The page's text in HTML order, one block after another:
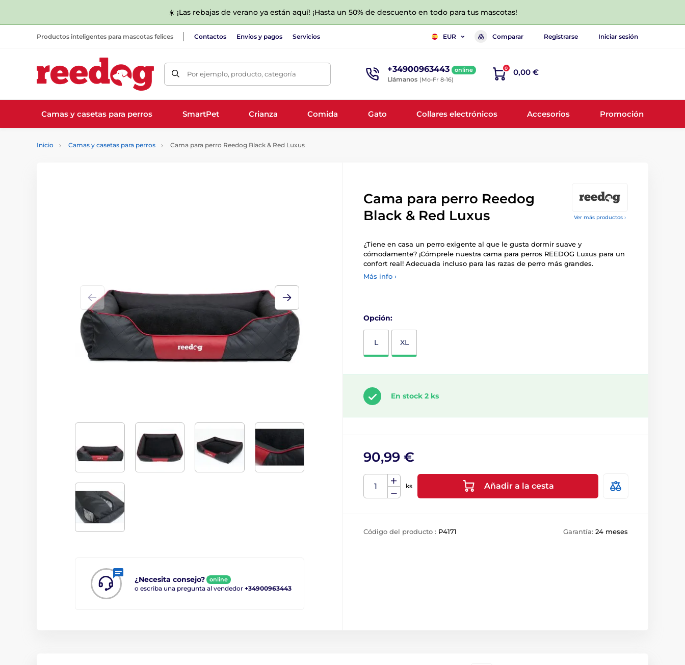
☀️ ¡Las rebajas de verano ya están aquí! ¡Hasta un 50% de descuento en todo para tus mascotas!
Productos inteligentes para mascotas felices Contactos Envíos y pagos Servicios EUR Comparar Registrarse Iniciar sesión
Por ejemplo, producto, categoría +34900963443 online
Llámanos (Mo-Fr 8-16)
0 0,00 €
Camas y casetas para perros SmartPet Crianza Comida Gato Collares electrónicos Accesorios Promoción
Inicio Camas y casetas para perros Cama para perro Reedog Black & Red Luxus
Ver más productos ›
¿Necesita consejo? online
o escriba una pregunta al vendedor +34900963443
Cama para perro Reedog
Black & Red Luxus
¿Tiene en casa un perro exigente al que le gusta dormir suave y
cómodamente? ¡Cómprele nuestra cama para perros REEDOG Luxus para un
confort real! Adecuada incluso para las razas de perro más grandes.
Más info ›
Opción:
L XL
En stock 2 ks
90,99 €
ks Añadir a la cesta
Código del producto : P4171 Garantía: 24 meses